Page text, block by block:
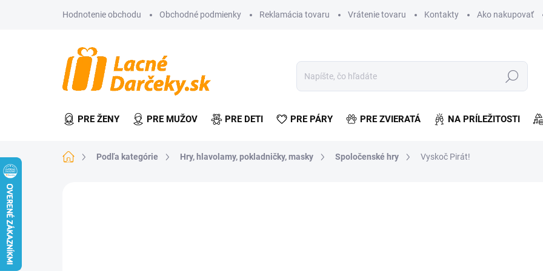
Hodnotenie obchodu Obchodné podmienky Reklamácia tovaru Vrátenie tovaru Kontakty Ako nakupovať
Hľadať
PRE ŽENY PRE MUŽOV PRE DETI PRE PÁRY PRE ZVIERATÁ NA PRÍLEŽITOSTI
DomovPodľa kategórie Hry, hlavolamy, pokladničky, masky Spoločenské hry Vyskoč Pirát!